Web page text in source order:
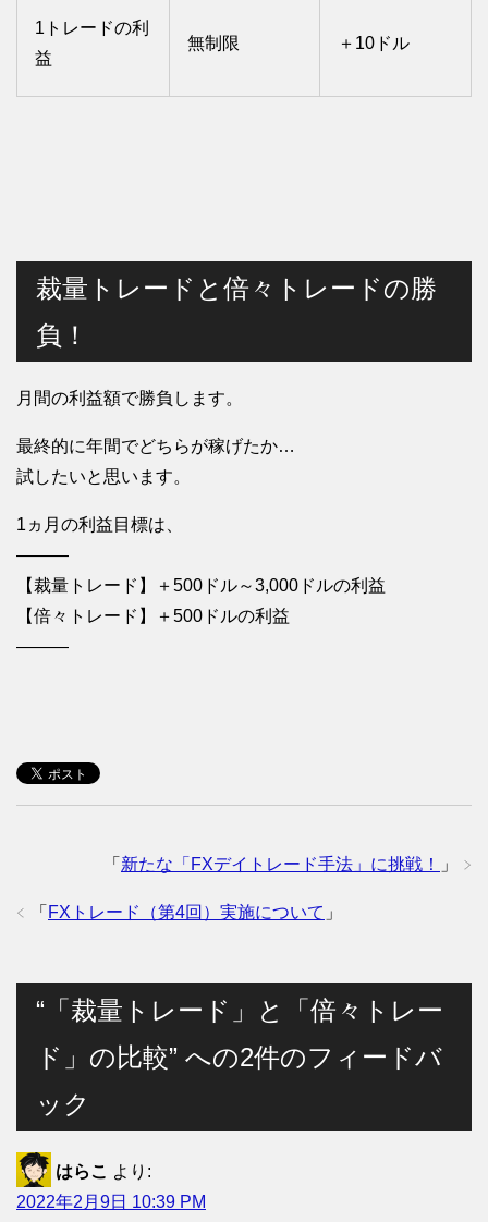
1トレードの利
益
無制限 ＋10ドル
裁量トレードと倍々トレードの勝
負！
月間の利益額で勝負します。
最終的に年間でどちらが稼げたか…
試したいと思います。
1ヵ月の利益目標は、
———
【裁量トレード】＋500ドル～3,000ドルの利益
【倍々トレード】＋500ドルの利益
———
「 新たな「FXデイトレード手法」に挑戦！ 」
「 FXトレード（第4回）実施について 」
“「裁量トレード」と「倍々トレー
ド」の比較” への2件のフィードバ
ック
はらこ より:
2022年2月9日 10:39 PM